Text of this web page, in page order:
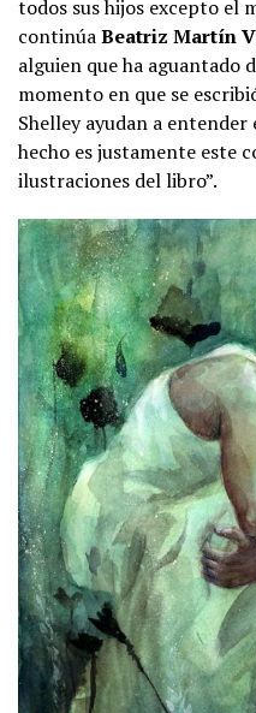
todos sus hijos excepto el
continúaBeatriz Martín
alguien que ha aguantado
momento en que se
Shelley ayudan a entender
hecho es justamente este
ilustraciones del libro”.